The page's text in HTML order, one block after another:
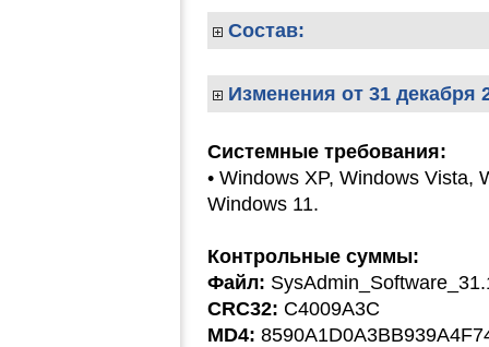
Состав:
Изменения от 31 декабря
Системные требования:
• Windows XP, Windows Vista,
Windows 11.
Контрольные суммы:
Файл:
CRC32: C4009A3C
MD4: